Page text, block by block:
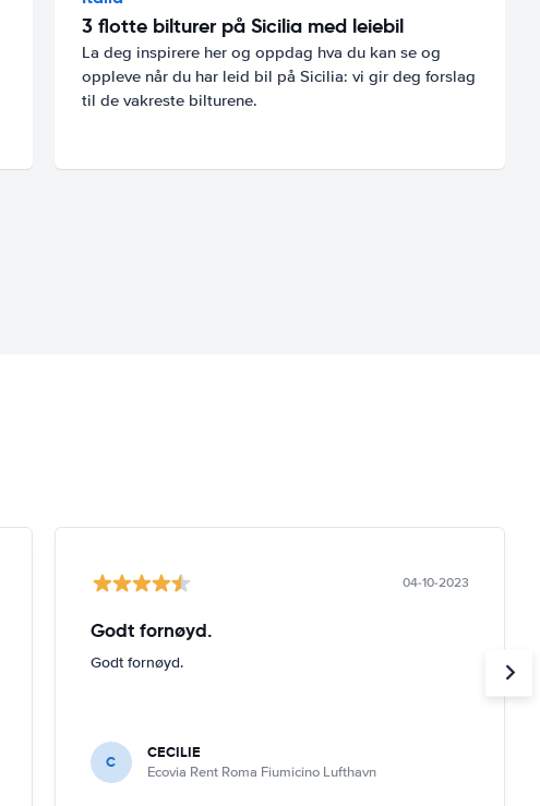
3 flotte bilturer på Sicilia med leiebil
La deg inspirere her og oppdag hva du kan se og
oppleve når du har leid bil på Sicilia: vi gir deg forslag
til de vakreste bilturene.
04-10-2023
Godt fornøyd.
Godt fornøyd.
C CECILIE
Ecovia Rent Roma Fiumicino Lufthavn